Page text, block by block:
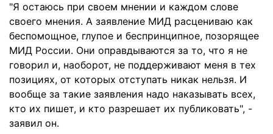
"Я остаюсь при своем мнении и каждом слове
своего мнения. А заявление МИД расцениваю как
беспомощное, глупое и беспринципное, позорящее
МИД России. Они оправдываются за то, что я не
говорил и, наоборот, не поддерживают меня в тех
позициях, от которых отступать никак нельзя. И
вообще за такие заявления надо наказывать всех,
кто их пишет, и кто разрешает их публиковать", -
заявил он.